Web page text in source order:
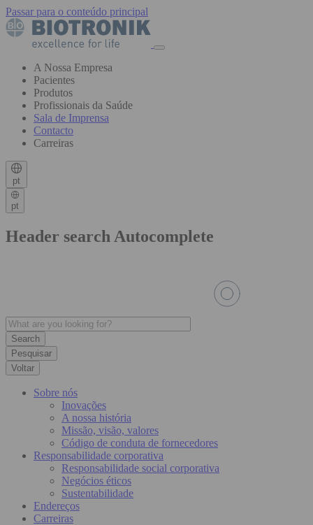
Passar para o conteúdo principal
A Nossa Empresa
Pacientes
Produtos
Profissionais da Saúde
Sala de Imprensa
Contacto
Carreiras
pt
pt
Header search Autocomplete
Pesquisar
Voltar
Sobre nós
Inovações
A nossa história
Missão, visão, valores
Código de conduta de fornecedores
Responsabilidade corporativa
Responsabilidade social corporativa
Negócios éticos
Sustentabilidade
Endereços
Carreiras